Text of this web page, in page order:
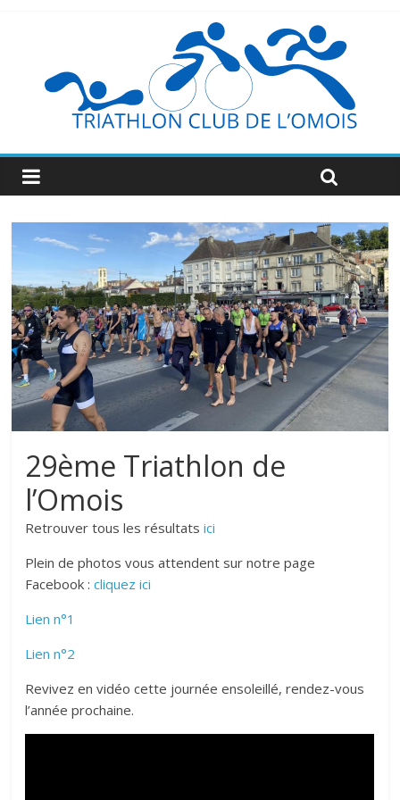
29ème Triathlon de
l’Omois
Retrouver tous les résultatsici
Plein de photos vous attendent sur notre page
Facebook :cliquez ici
Lien n°1
Lien n°2
Revivez en vidéo cette journée ensoleillé, rendez-vous
l’année prochaine.